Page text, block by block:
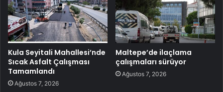
Kula Seyitali Mahallesi’nde
Sıcak Asfalt Çalışması
Tamamlandı
Ağustos 7, 2026
Maltepe’de ilaçlama
çalışmaları sürüyor
Ağustos 7, 2026